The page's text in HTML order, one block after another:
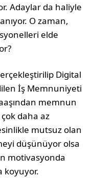
Adaylar da haliyle
O zaman,
elde
Digital
İş Memnuniyeti
memnun
daha az
mutsuz olan
düşünüyor olsa
motivasyonda
koyuyor.